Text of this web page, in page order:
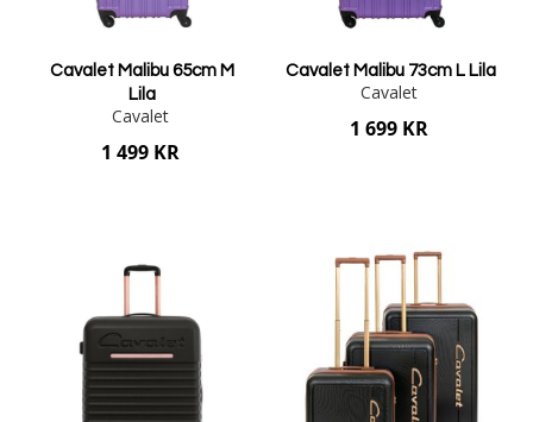
Cavalet Malibu 65cm M
Lila
Cavalet
1 499 KR
Cavalet Malibu 73cm L Lila
Cavalet
1 699 KR